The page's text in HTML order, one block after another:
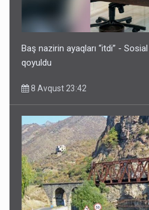
8 Avqust 23:19
Paşinyan Əliyevə zəng
8 Avqust 16:18
Baş nazirin ayaqları “itdi” -
qoyuldu
8 Avqust 23:42